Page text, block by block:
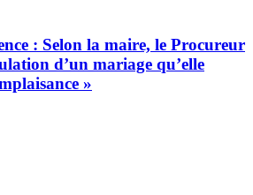
: Selon la maire, le Procureur
d’un mariage qu’elle
»